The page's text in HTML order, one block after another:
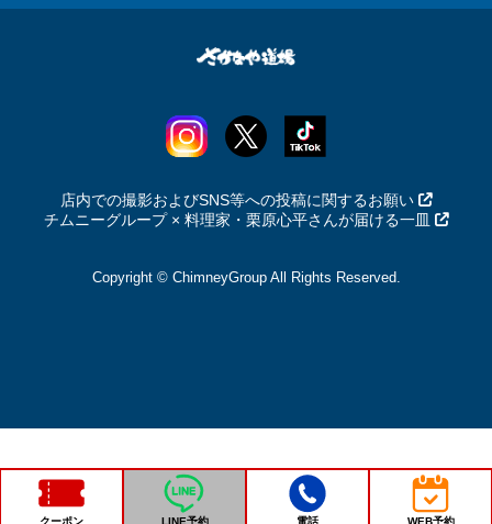
店内での撮影およびSNS等への投稿に関するお願い
チムニーグループ × 料理家・栗原心平さんが届ける一皿
Copyright © ChimneyGroup All Rights Reserved.
クーポン LINE予約 電話 WEB予約